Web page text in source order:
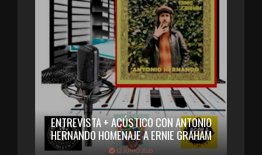
ENTREVISTA + ACÚSTICO CON ANTONIO
HERNANDO HOMENAJE A ERNIE GRAHAM
12 JUNIO 2026